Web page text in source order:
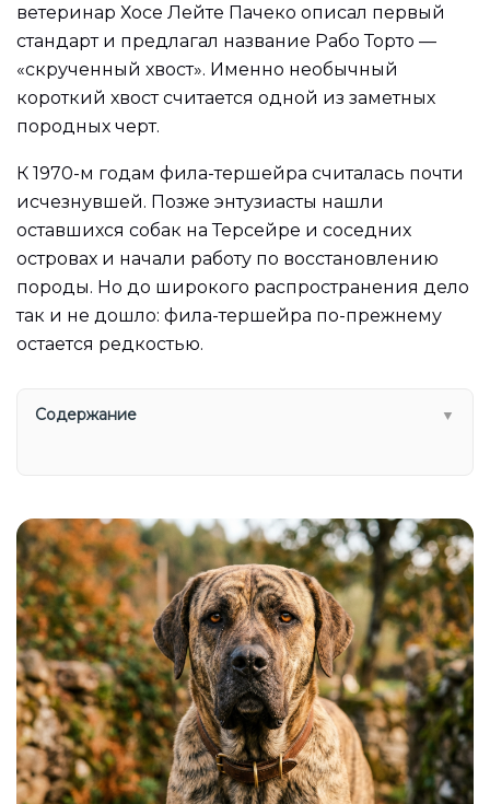
ветеринар Хосе Лейте Пачеко описал первый
стандарт и предлагал название Рабо Торто —
«скрученный хвост». Именно необычный
короткий хвост считается одной из заметных
породных черт.
К 1970-м годам фила-тершейра считалась почти
исчезнувшей. Позже энтузиасты нашли
оставшихся собак на Терсейре и соседних
островах и начали работу по восстановлению
породы. Но до широкого распространения дело
так и не дошло: фила-тершейра по-прежнему
остается редкостью.
Содержание ▼